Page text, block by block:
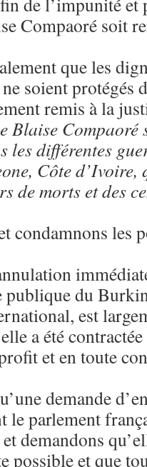
Compaoré soit
que les
soient protégés
remis à la
Blaise
différentes
Côte d’Ivoire,
de morts et des
condamnons les
du
est
a été
et en toute
demande
le parlement
demandons
possible et que